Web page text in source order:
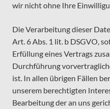
wir nicht ohne Ihre
Die Verarbeitung dieser
Art. 6 Abs. 1 lit. b DSGVO,
Erfüllung eines Vertrags
Durchführung
ist. In allen übrigen Fällen
unserem berechtigten
Bearbeitung der an uns